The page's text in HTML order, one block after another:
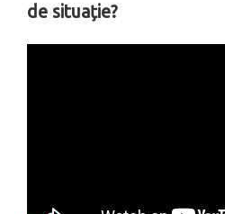
de situație?